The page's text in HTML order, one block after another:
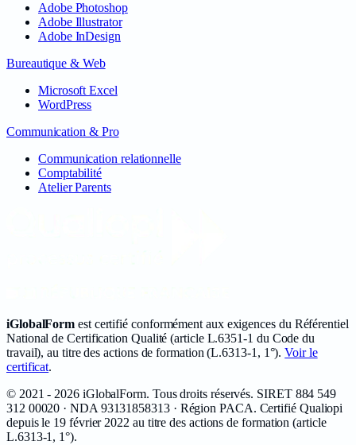
Adobe Photoshop
Adobe Illustrator
Adobe InDesign
Bureautique & Web
Microsoft Excel
WordPress
Communication & Pro
Communication relationnelle
Comptabilité
Atelier Parents
iGlobalForm est certifié conformément aux exigences du Référentiel
National de Certification Qualité (article L.6351-1 du Code du
travail), au titre des actions de formation (L.6313-1, 1°). Voir le
certificat.
© 2021 - 2026 iGlobalForm. Tous droits réservés. SIRET 884 549
312 00020 · NDA 93131858313· Région PACA. Certifié Qualiopi
depuis le 19 février 2022 au titre des actions de formation (article
L.6313-1, 1°).